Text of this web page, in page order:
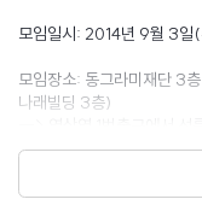
모임일시: 2014년 9월 3
모임장소: 동그라미재단 3
나래빌딩 3층)
두번째 건물임.
http://